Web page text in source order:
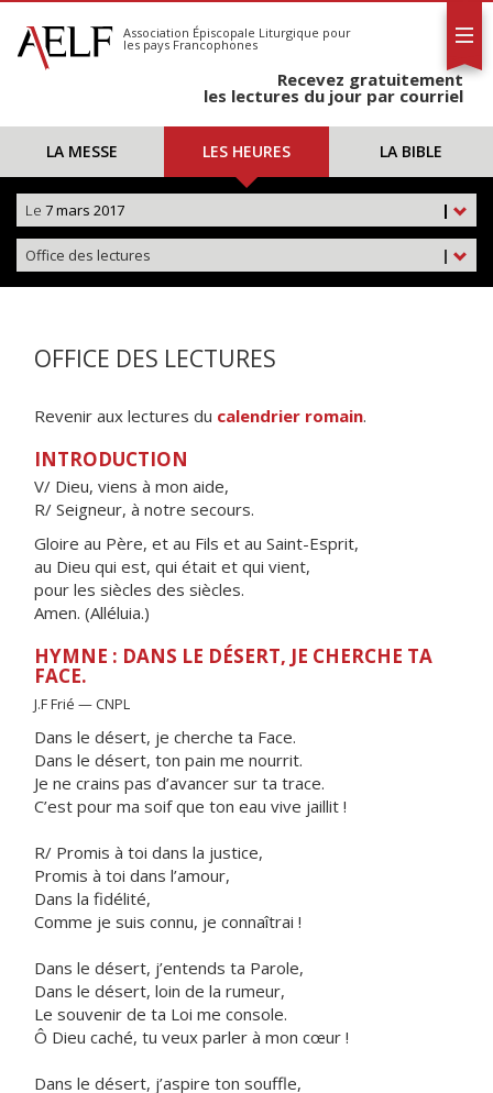
S'abonner
Calendrier
Association Épiscopale Liturgique pour
les pays Francophones
Recevez gratuitement
les lectures du jour par courriel
LA MESSE LES HEURES LA BIBLE
|
Le 7 mars 2017
|
Office des lectures
OFFICE DES LECTURES
Revenir aux lectures du calendrier romain.
INTRODUCTION
V/ Dieu, viens à mon aide,
R/ Seigneur, à notre secours.
Gloire au Père, et au Fils et au Saint-Esprit,
au Dieu qui est, qui était et qui vient,
pour les siècles des siècles.
Amen. (Alléluia.)
HYMNE : DANS LE DÉSERT, JE CHERCHE TA
FACE.
J.F Frié — CNPL
Dans le désert, je cherche ta Face.
Dans le désert, ton pain me nourrit.
Je ne crains pas d’avancer sur ta trace.
C’est pour ma soif que ton eau vive jaillit !
R/ Promis à toi dans la justice,
Promis à toi dans l’amour,
Dans la fidélité,
Comme je suis connu, je connaîtrai !
Dans le désert, j’entends ta Parole,
Dans le désert, loin de la rumeur,
Le souvenir de ta Loi me console.
Ô Dieu caché, tu veux parler à mon cœur !
Dans le désert, j’aspire ton souffle,